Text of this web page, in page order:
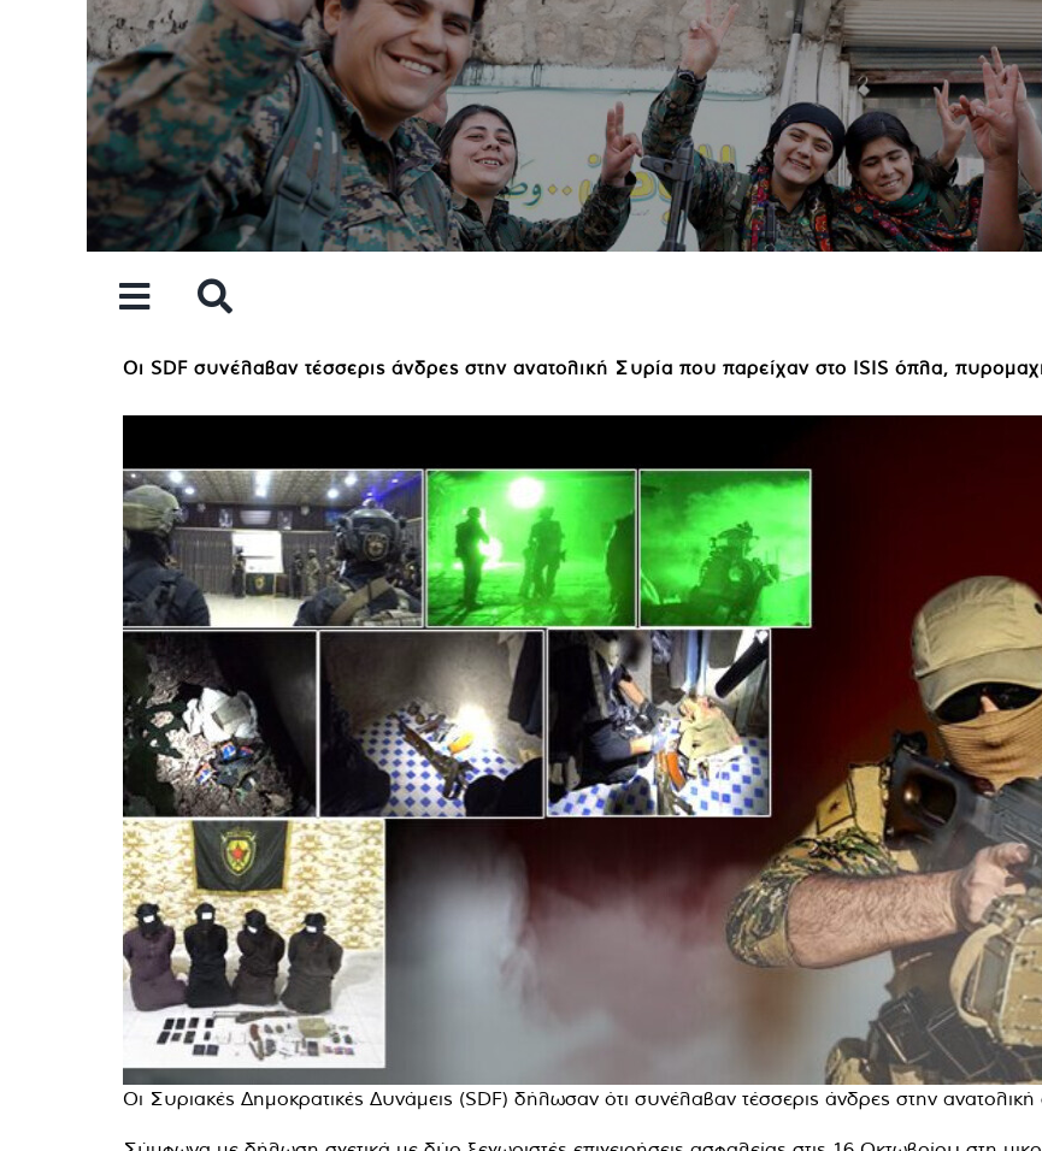
Οι SDF συνέλαβαν τέσσερις άνδρες στην ανατολική Συρία που παρείχαν στο ISIS όπλα,
Οι Συριακές Δημοκρατικές Δυνάμεις (SDF) δήλωσαν ότι συνέλαβαν τέσσερις άνδρες στην